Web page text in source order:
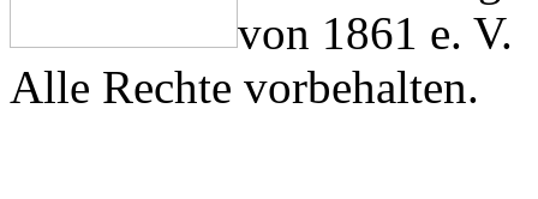
von 1861 e. V.
Alle Rechte vorbehalten.